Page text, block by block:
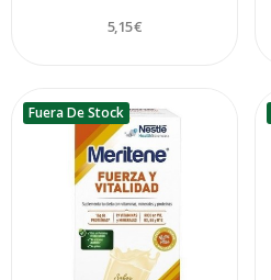
5,15 €
Fuera De Stock